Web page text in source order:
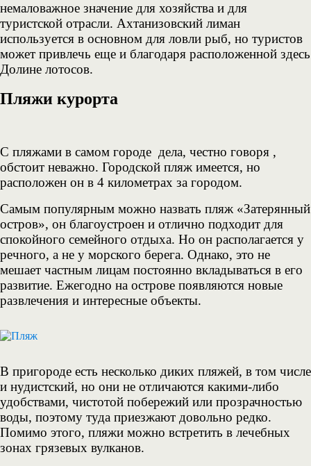
немаловажное значение для хозяйства и для
туристской отрасли. Ахтанизовский лиман
используется в основном для ловли рыб, но туристов
может привлечь еще и благодаря расположенной здесь
Долине лотосов.
Пляжи курорта
С пляжами в самом городе дела, честно говоря ,
обстоит неважно. Городской пляж имеется, но
расположен он в 4 километрах за городом.
Самым популярным можно назвать пляж «Затерянный
остров», он благоустроен и отлично подходит для
спокойного семейного отдыха. Но он располагается у
речного, а не у морского берега. Однако, это не
мешает частным лицам постоянно вкладываться в его
развитие. Ежегодно на острове появляются новые
развлечения и интересные объекты.
В пригороде есть несколько диких пляжей, в том числе
и нудистский, но они не отличаются какими-либо
удобствами, чистотой побережий или прозрачностью
воды, поэтому туда приезжают довольно редко.
Помимо этого, пляжи можно встретить в лечебных
зонах грязевых вулканов.